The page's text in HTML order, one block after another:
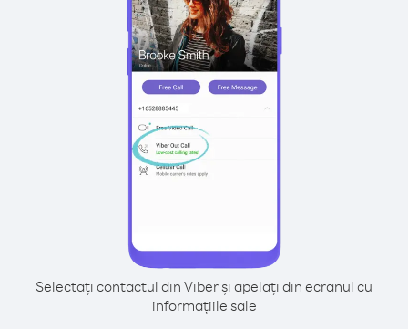
Selectați contactul din Viber și apelați din ecranul cu
informațiile sale